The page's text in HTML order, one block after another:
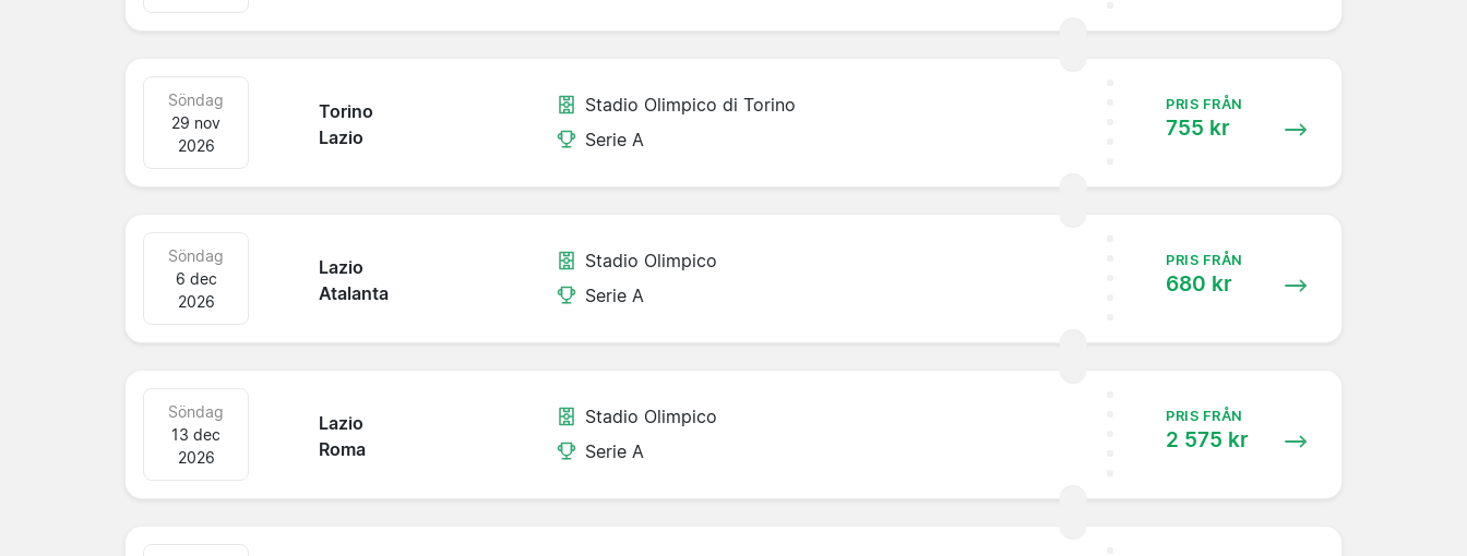
Torino
Lazio
Söndag
29 nov
2026
Stadio Olimpico di Torino
Serie A
PRIS FRÅN
755 kr
Lazio
Atalanta
Söndag
6 dec
2026
Stadio Olimpico
Serie A
PRIS FRÅN
680 kr
Lazio
Roma
Söndag
13 dec
2026
Stadio Olimpico
Serie A
PRIS FRÅN
2 575 kr